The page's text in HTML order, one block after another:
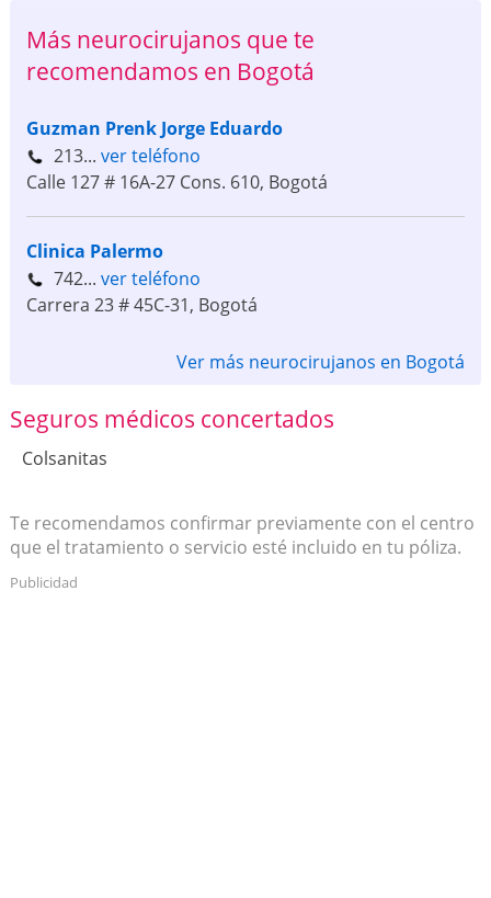
Más neurocirujanos que te
recomendamos en Bogotá
Guzman Prenk Jorge Eduardo
213... ver teléfono
Calle 127 # 16A-27 Cons. 610, Bogotá
Clinica Palermo
742... ver teléfono
Carrera 23 # 45C-31, Bogotá
Ver más neurocirujanos en Bogotá
Seguros médicos concertados
Colsanitas
Te recomendamos confirmar previamente con el centro
que el tratamiento o servicio esté incluido en tu póliza.
Publicidad